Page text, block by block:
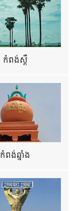
កំពង់ស្ពឺ
កំពង់ឆ្នាំង